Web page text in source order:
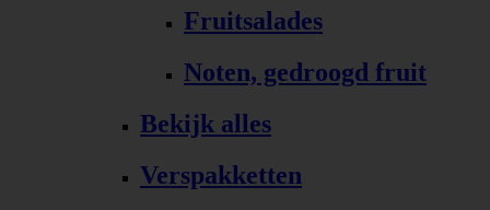
Fruitsalades
Noten, gedroogd fruit
Bekijk alles
Verspakketten